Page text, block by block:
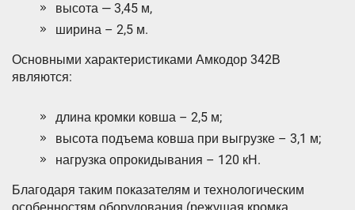
высота — 3,45 м,
ширина – 2,5 м.
Основными характеристиками Амкодор 342В
являются:
длина кромки ковша – 2,5 м;
высота подъема ковша при выгрузке – 3,1 м;
нагрузка опрокидывания – 120 кН.
Благодаря таким показателям и технологическим